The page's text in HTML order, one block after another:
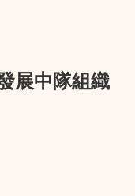
展中隊組織